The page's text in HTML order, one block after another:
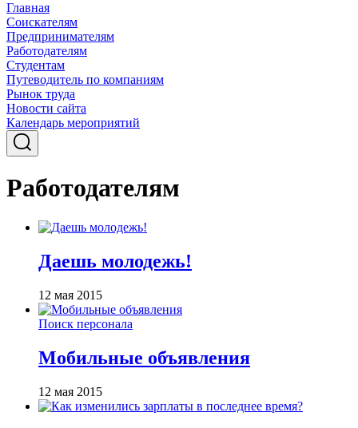
Главная
Соискателям
Предпринимателям
Работодателям
Студентам
Путеводитель по компаниям
Рынок труда
Новости сайта
Календарь мероприятий
Работодателям
Даешь молодежь!
12 мая 2015
Поиск персонала
Мобильные объявления
12 мая 2015